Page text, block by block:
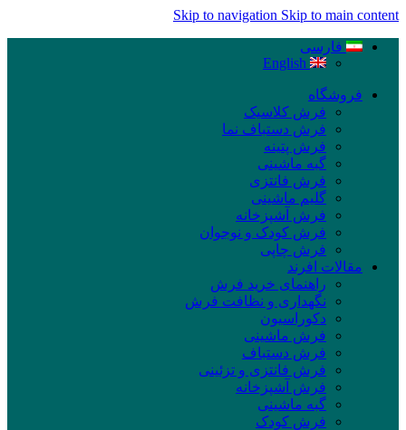
Skip to navigation Skip to main content
فارسی
English
فروشگاه
فرش کلاسیک
فرش دستباف نما
فرش پتینه
گبه ماشینی
فرش فانتزی
گلیم ماشینی
فرش آشپزخانه
فرش کودک و نوجوان
فرش چاپی
مقالات افرند
راهنمای خرید فرش
نگهداری و نظافت فرش
دکوراسیون
فرش ماشینی
فرش دستباف
فرش فانتزی و تزئینی
فرش آشپزخانه
گبه ماشینی
فرش کودک